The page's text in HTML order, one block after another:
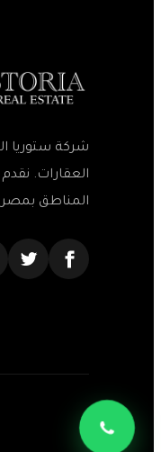
شركة ستوريا
العقارات.
المناطق